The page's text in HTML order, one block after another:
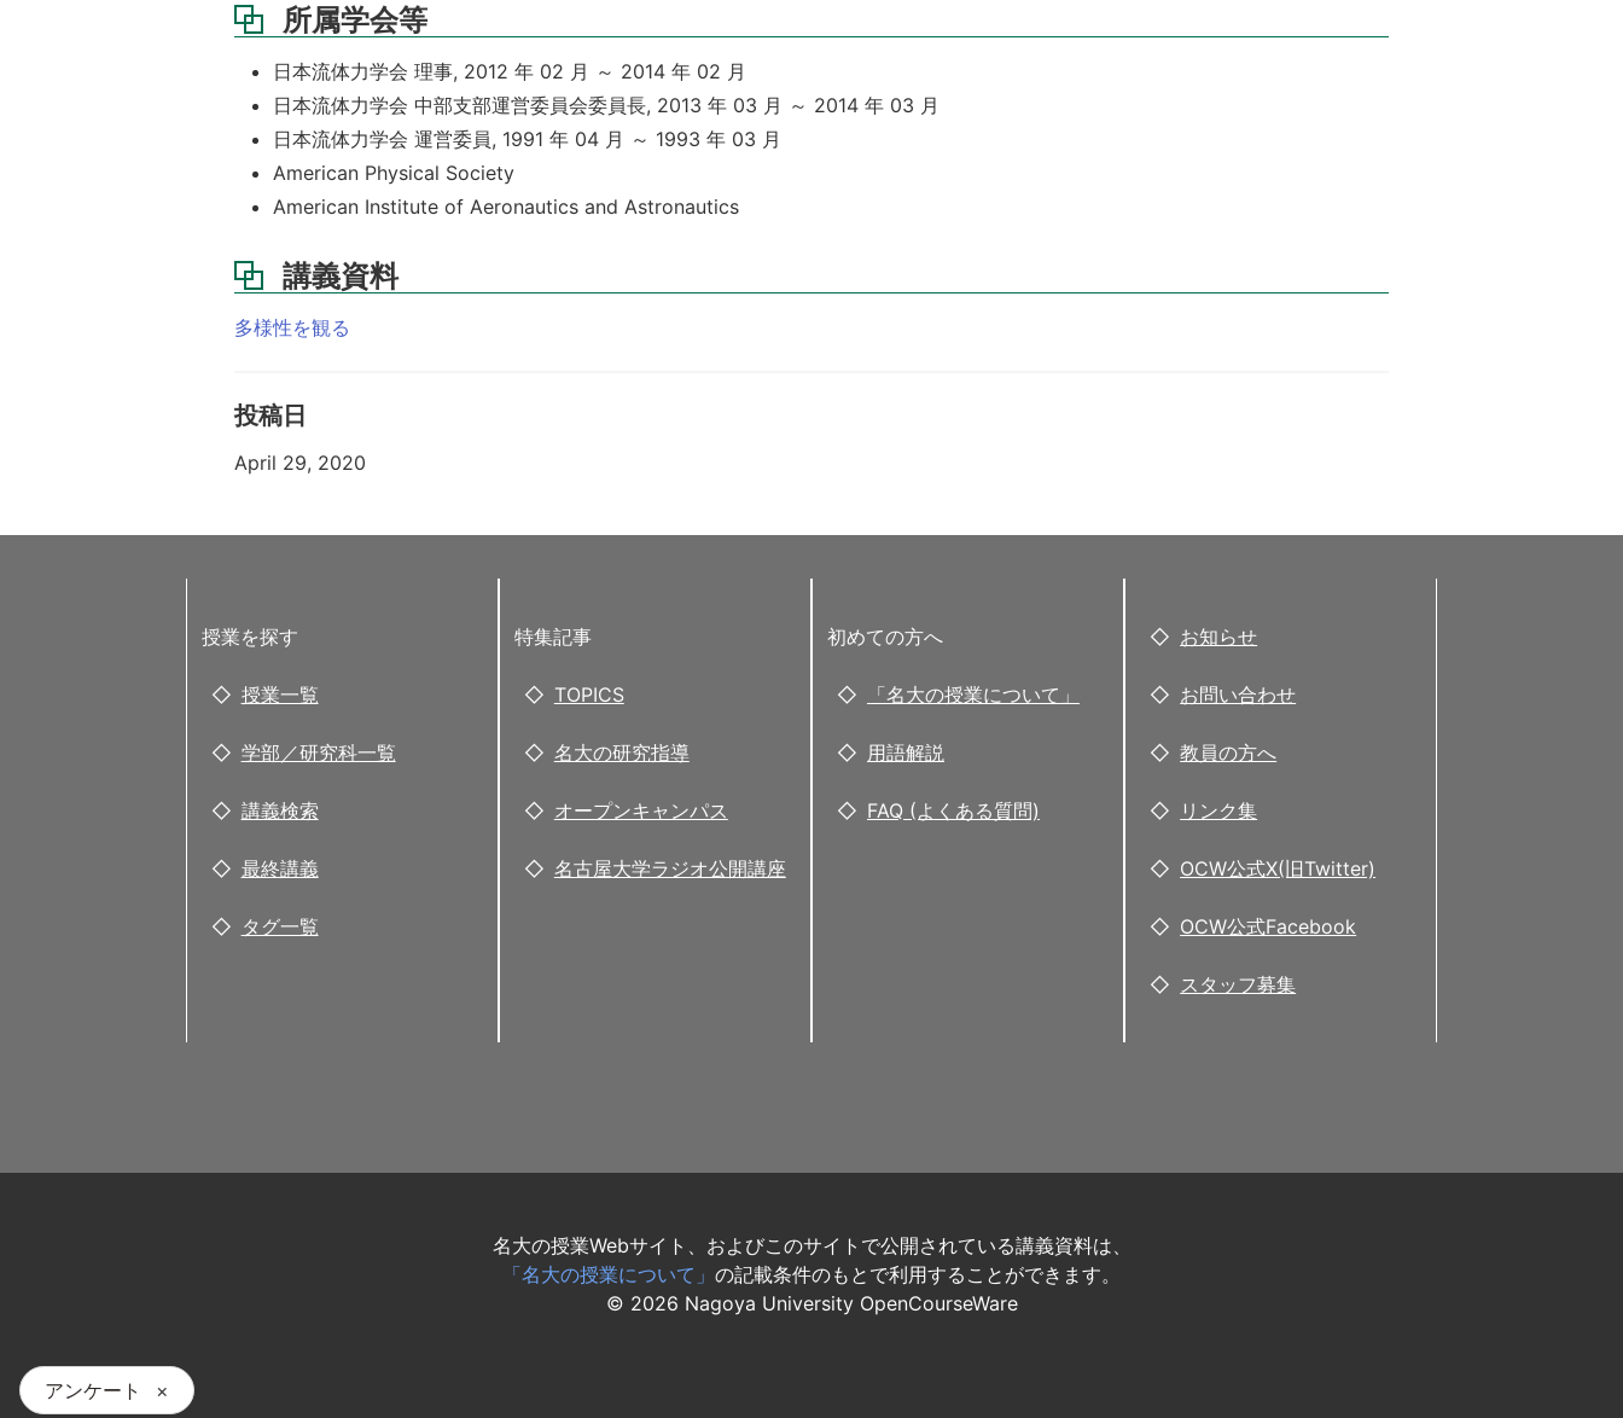
所属学会等
日本流体力学会 理事, 2012 年 02 月 ～ 2014 年 02 月
日本流体力学会 中部支部運営委員会委員長, 2013 年 03 月 ～ 2014 年 03 月
日本流体力学会 運営委員, 1991 年 04 月 ～ 1993 年 03 月
American Physical Society
American Institute of Aeronautics and Astronautics
講義資料
多様性を観る
投稿日
April 29, 2020
アンケート ×
授業を探す
授業一覧
学部／研究科一覧
講義検索
最終講義
タグ一覧
特集記事
TOPICS
名大の研究指導
オープンキャンパス
名古屋大学ラジオ公開講座
初めての方へ
「名大の授業について」
用語解説
FAQ (よくある質問)
お知らせ
お問い合わせ
教員の方へ
リンク集
OCW公式X(旧Twitter)
OCW公式Facebook
スタッフ募集
名大の授業Webサイト、およびこのサイトで公開されている講義資料は、
「名大の授業について」 の記載条件のもとで利用することができます。
© 2026 Nagoya University OpenCourseWare